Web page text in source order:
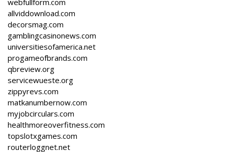
allviddownload.com
decorsmag.com
gamblingcasinonews.com
universitiesofamerica.net
progameofbrands.com
qbreview.org
servicewueste.org
zippyrevs.com
matkanumbernow.com
myjobcirculars.com
healthmoreoverfitness.com
topslotxgames.com
routerloggnet.net